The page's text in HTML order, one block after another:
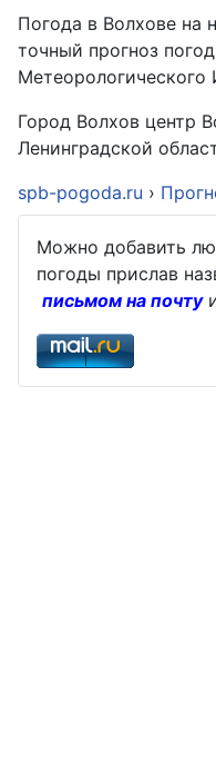
Погода в Волхове на
точный прогноз
Метеорологического
Город Волхов центр
Ленинградской
spb-pogoda.ru ›
Можно добавить
погоды прислав
письмом на почту